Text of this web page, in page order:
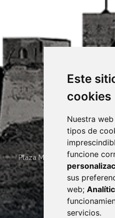
Este
cookies
Nuestra
tipos de
funcione
sus
web;
servicios.
Plaza Mayor 4 22400
· (34) 974